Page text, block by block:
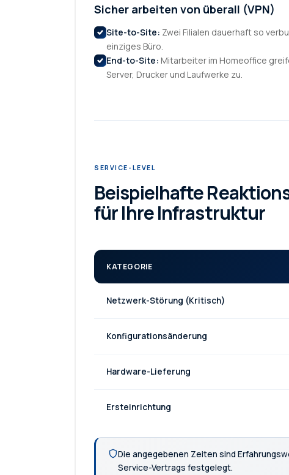
Sicher arbeiten von überall (VPN)
Site-to-Site: Zwei Filialen dauerhaft so
einziges Büro.
End-to-Site: Mitarbeiter im Homeoffice
Server, Drucker und Laufwerke zu.
SERVICE-LEVEL
Beispielhafte
für Ihre Infrastruktur
KATEGORIE
Netzwerk-Störung (Kritisch)
Konfigurationsänderung
Hardware-Lieferung
Ersteinrichtung
Die angegebenen Zeiten sind
Service-Vertrags festgelegt.